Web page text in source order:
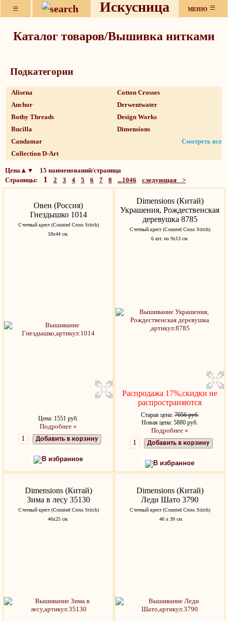
≡ Искусница МЕНЮ ≡
Каталог товаров/Вышивка нитками
Подкатeгории
Alisena
Anchor
Bothy Threads
Bucilla
Candamar
Collection D-Art
Cotton Crosses
Derwentwater
Design Works
Dimensions
Смотреть все
Цена▲▼ 15 наименований/страница
Страницы: 1 2 3 4 5 6 7 8 ...1046 следующая >
Овен (Россия)
Гнездышко 1014
Счетный крест (Counted Cross Stitch)
18х44 см.
Цена: 1551 руб.
Подробнее »
Добавить в корзину
В избранное
Dimensions (Китай)
Украшения, Рождественская
деревушка 8785
Счетный крест (Counted Cross Stitch)
6 шт. по 9х13 см.
Распродажа 17%,скидки не
распространяются
Старая цена:7056 руб.
Новая цена: 5880 руб.
Подробнее »
Добавить в корзину
В избранное
Dimensions (Китай)
Зима в лесу 35130
Счетный крест (Counted Cross Stitch)
46x25 см.
Dimensions (Китай)
Леди Шато 3790
Счетный крест (Counted Cross Stitch)
46 х 30 см.